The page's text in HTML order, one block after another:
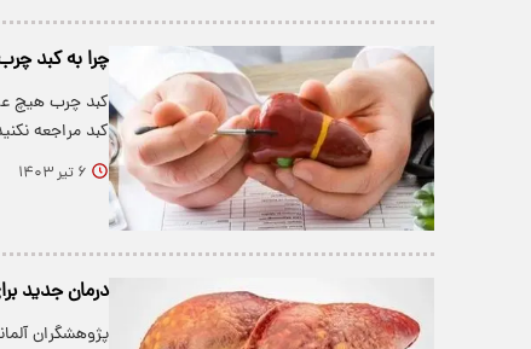
چرا به کبد
کبد چرب هیچ
کبد مراجعه
۶ تیر ۱۴۰۳
درمان جدید
پژوهشگران